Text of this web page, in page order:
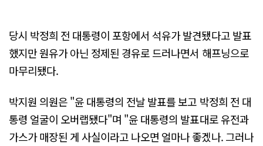
당시 박정희 전 대통령이 포항에서 석유가 발견됐다고 발표
했지만 원유가 아닌 정제된 경유로 드러나면서 해프닝으로
마무리됐다.
박지원 의원은 "윤 대통령의 전날 발표를 보고 박정희 전 대
통령 얼굴이 오버랩됐다"며 "윤 대통령의 발표대로 유전과
가스가 매장된 게 사실이라고 나오면 얼마나 좋겠나. 그러나